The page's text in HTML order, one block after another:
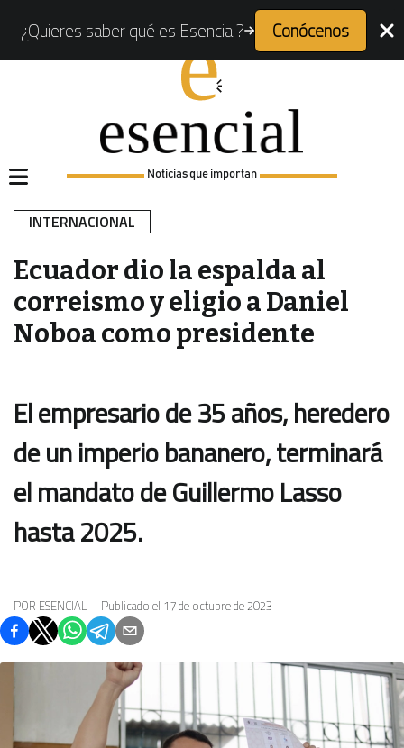
¿Quieres saber qué es Esencial? Conócenos
Noticias que importan
INTERNACIONAL
Ecuador dio la espalda al
correismo y eligio a Daniel
Noboa como presidente
El empresario de 35 años, heredero
de un imperio bananero, terminará
el mandato de Guillermo Lasso
hasta 2025.
POR ESENCIAL Publicado el 17 de octubre de 2023